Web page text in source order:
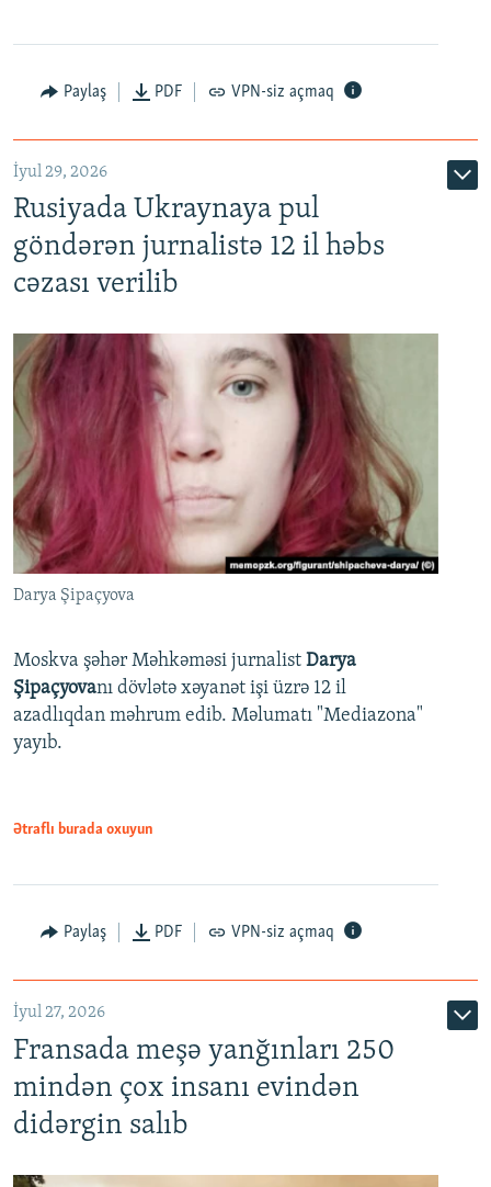
Paylaş PDF VPN-siz açmaq
İyul 29, 2026
Rusiyada Ukraynaya pul
göndərən jurnalistə 12 il həbs
cəzası verilib
Darya Şipaçyova
Moskva şəhər Məhkəməsi jurnalist Darya
Şipaçyovanı dövlətə xəyanət işi üzrə 12 il
azadlıqdan məhrum edib. Məlumatı "Mediazona"
yayıb.
Ətraflı burada oxuyun
Paylaş PDF VPN-siz açmaq
İyul 27, 2026
Fransada meşə yanğınları 250
mindən çox insanı evindən
didərgin salıb